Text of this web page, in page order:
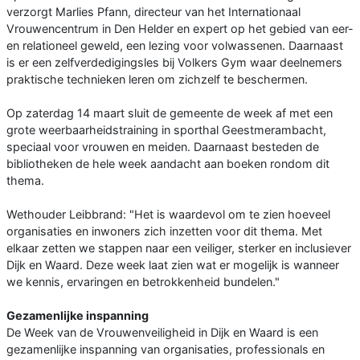
verzorgt Marlies Pfann, directeur van het Internationaal
Vrouwencentrum in Den Helder en expert op het gebied van eer-
en relationeel geweld, een lezing voor volwassenen. Daarnaast
is er een zelfverdedigingsles bij Volkers Gym waar deelnemers
praktische technieken leren om zichzelf te beschermen.
Op zaterdag 14 maart sluit de gemeente de week af met een
grote weerbaarheidstraining in sporthal Geestmerambacht,
speciaal voor vrouwen en meiden. Daarnaast besteden de
bibliotheken de hele week aandacht aan boeken rondom dit
thema.
Wethouder Leibbrand: "Het is waardevol om te zien hoeveel
organisaties en inwoners zich inzetten voor dit thema. Met
elkaar zetten we stappen naar een veiliger, sterker en inclusiever
Dijk en Waard. Deze week laat zien wat er mogelijk is wanneer
we kennis, ervaringen en betrokkenheid bundelen."
Gezamenlijke inspanning
De Week van de Vrouwenveiligheid in Dijk en Waard is een
gezamenlijke inspanning van organisaties, professionals en